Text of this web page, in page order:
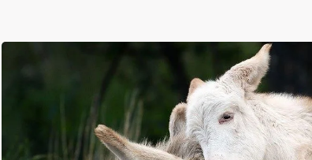
کاملا شکسته؛ ادامه زندگی سگ فقط با یک فک